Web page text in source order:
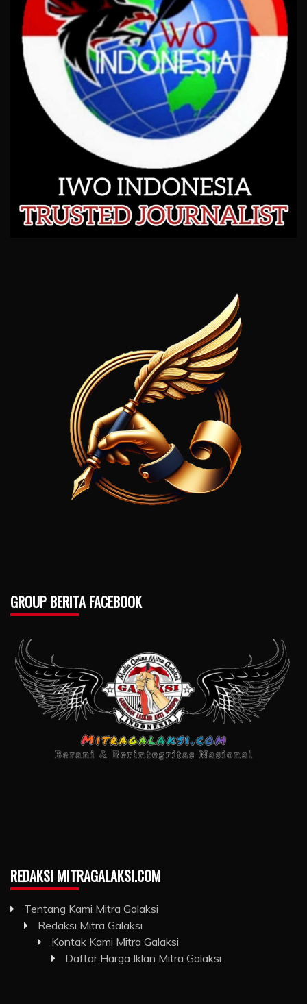
GROUP BERITA FACEBOOK
REDAKSI MITRAGALAKSI.COM
Tentang Kami Mitra Galaksi
Redaksi Mitra Galaksi
Kontak Kami Mitra Galaksi
Daftar Harga Iklan Mitra Galaksi